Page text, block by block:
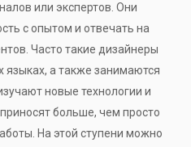
или экспертов. Они
с опытом и отвечать на
Часто такие дизайнеры
а также занимаются
новые технологии и
больше, чем просто
На этой ступени можно